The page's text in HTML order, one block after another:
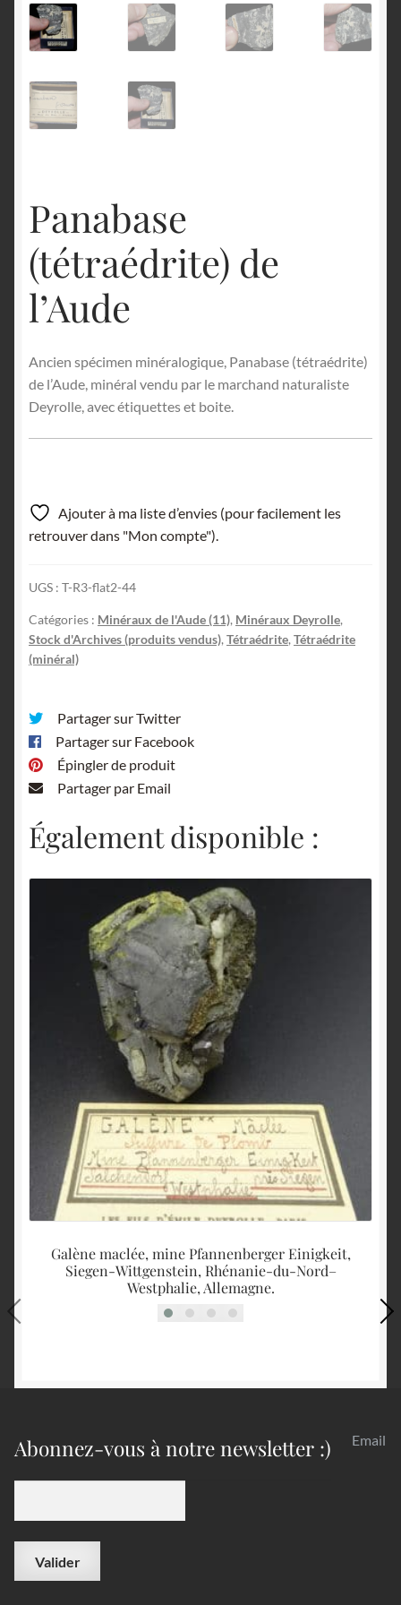
Panabase
(tétraédrite) de
l’Aude
Ancien spécimen minéralogique, Panabase (tétraédrite)
de l’Aude, minéral vendu par le marchand naturaliste
Deyrolle, avec étiquettes et boite.
Ajouter à ma liste d’envies (pour facilement les
retrouver dans "Mon compte").
UGS : T-R3-flat2-44
Catégories : Minéraux de l'Aude (11), Minéraux Deyrolle,
Stock d'Archives (produits vendus), Tétraédrite, Tétraédrite
(minéral)
Partager sur Twitter
Partager sur Facebook
Épingler de produit
Partager par Email
Également disponible :
Galène maclée, mine Pfannenberger Einigkeit,
Siegen-Wittgenstein, Rhénanie-du-Nord–
Westphalie, Allemagne.
Abonnez-vous à notre newsletter :) Email